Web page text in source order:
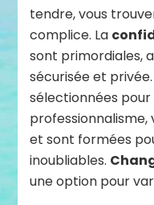
tendre, vous
complice. La
sont primordiales,
sécurisée et privée.
sélectionnées
professionnalisme,
et sont formées
inoubliables.
une option pour